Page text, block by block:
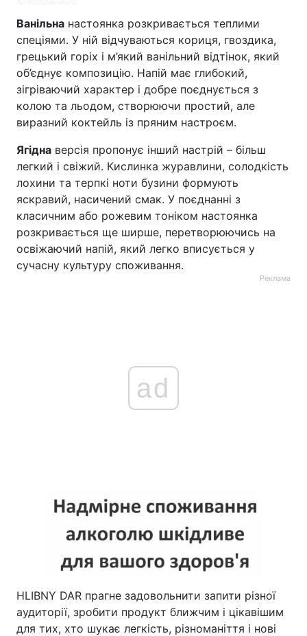
Ванільна настоянка розкривається теплими
спеціями. У ній відчуваються кориця, гвоздика,
грецький горіх і м’який ванільний відтінок, який
об’єднує композицію. Напій має глибокий,
зігріваючий характер і добре поєднується з
колою та льодом, створюючи простий, але
виразний коктейль із пряним настроєм.
Ягідна версія пропонує інший настрій – більш
легкий і свіжий. Кислинка журавлини, солодкість
лохини та терпкі ноти бузини формують
яскравий, насичений смак. У поєднанні з
класичним або рожевим тоніком настоянка
розкривається ще ширше, перетворюючись на
освіжаючий напій, який легко вписується у
сучасну культуру споживання.
Реклама
ad
HLIBNY DAR прагне задовольнити запити різної
аудиторії, зробити продукт ближчим і цікавішим
для тих, хто шукає легкість, різноманіття і нові